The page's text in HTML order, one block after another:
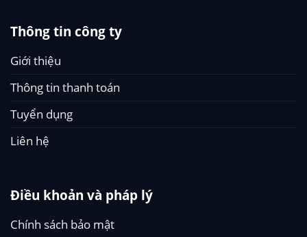
Thông tin công ty
Giới thiệu
Thông tin thanh toán
Tuyển dụng
Liên hệ
Điều khoản và pháp lý
Chính sách bảo mật